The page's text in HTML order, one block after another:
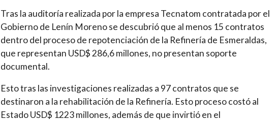
Tras la auditoría realizada por la empresa Tecnatom contratada por el
Gobierno de Lenín Moreno se descubrió que al menos 15 contratos
dentro del proceso de repotenciación de la Refinería de Esmeraldas,
que representan USD$ 286,6 millones, no presentan soporte
documental.
Esto tras las investigaciones realizadas a 97 contratos que se
destinaron a la rehabilitación de la Refinería. Esto proceso costó al
Estado USD$ 1223 millones, además de que invirtió en el